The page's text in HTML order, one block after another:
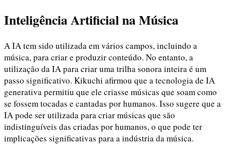
Inteligência Artificial na Música
A IA tem sido utilizada em vários campos, incluindo a
música, para criar e produzir conteúdo. No entanto, a
utilização da IA para criar uma trilha sonora inteira é um
passo significativo. Kikuchi afirmou que a tecnologia de IA
generativa permitiu que ele criasse músicas que soam como
se fossem tocadas e cantadas por humanos. Isso sugere que a
IA pode ser utilizada para criar músicas que são
indistinguíveis das criadas por humanos, o que pode ter
implicações significativas para a indústria da música.